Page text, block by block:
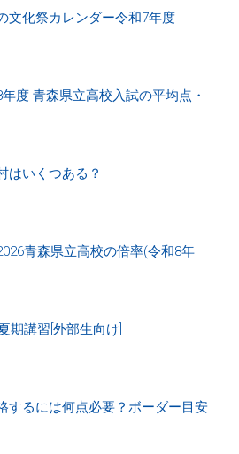
文化祭カレンダー令和7年度
年度 青森県立高校入試の平均点・
はいくつある？
青森県立高校の倍率(令和8年
期講習[外部生向け]
するには何点必要？ボーダー目安